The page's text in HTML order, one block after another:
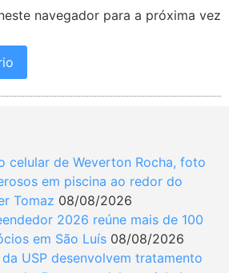
navegador para a próxima vez
celular de Weverton Rocha, foto
em piscina ao redor do
Tomaz 08/08/2026
2026 reúne mais de 100
em São Luís 08/08/2026
USP desenvolvem tratamento